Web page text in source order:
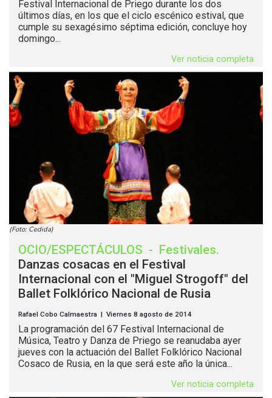
Festival Internacional de Priego durante los dos
últimos días, en los que el ciclo escénico estival, que
cumple su sexagésimo séptima edición, concluye hoy
domingo...
Ver noticia completa
(Foto: Cedida)
OCIO/ESPECTÁCULOS - Festivales.
Danzas cosacas en el Festival
Internacional con el "Miguel Strogoff" del
Ballet Folklórico Nacional de Rusia
Rafael Cobo Calmaestra | Viernes 8 agosto de 2014
La programación del 67 Festival Internacional de
Música, Teatro y Danza de Priego se reanudaba ayer
jueves con la actuación del Ballet Folklórico Nacional
Cosaco de Rusia, en la que será este año la única...
Ver noticia completa